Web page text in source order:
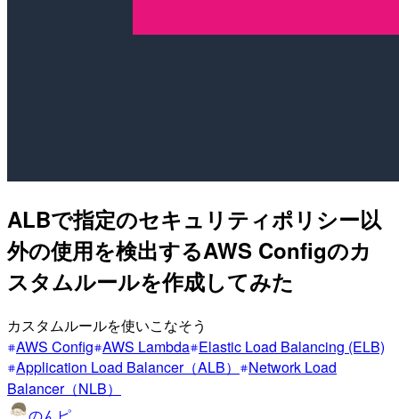
ALBで指定のセキュリティポリシー以
外の使用を検出するAWS Configのカ
スタムルールを作成してみた
カスタムルールを使いこなそう
AWS Config AWS Lambda Elastic Load Balancing (ELB)
Application Load Balancer（ALB）
Network Load
Balancer（NLB）
のんピ